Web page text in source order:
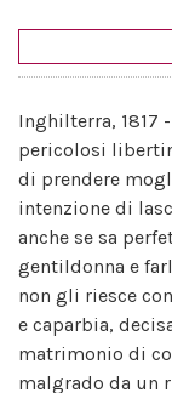
Inghilterra, 1817
pericolosi
di prendere
intenzione di
anche se sa
gentildonna e
non gli riesce
e caparbia,
matrimonio di
malgrado da un